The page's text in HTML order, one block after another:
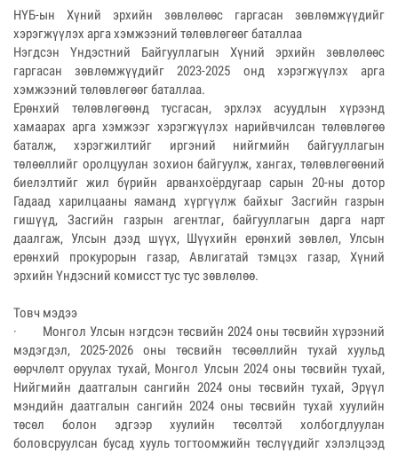
НҮБ-ын Хүний эрхийн зөвлөлөөс гаргасан зөвлөмжүүдийг
хэрэгжүүлэх арга хэмжээний төлөвлөгөөг баталлаа
Нэгдсэн Үндэстний Байгууллагын Хүний эрхийн зөвлөлөөс
гаргасан зөвлөмжүүдийг 2023-2025 онд хэрэгжүүлэх арга
хэмжээний төлөвлөгөөг баталлаа.
Ерөнхий төлөвлөгөөнд тусгасан, эрхлэх асуудлын хүрээнд
хамаарах арга хэмжээг хэрэгжүүлэх нарийвчилсан төлөвлөгөө
баталж, хэрэгжилтийг иргэний нийгмийн байгууллагын
төлөөллийг оролцуулан зохион байгуулж, хангах, төлөвлөгөөний
биелэлтийг жил бүрийн арванхоёрдугаар сарын 20-ны дотор
Гадаад харилцааны яаманд хүргүүлж байхыг Засгийн газрын
гишүүд, Засгийн газрын агентлаг, байгууллагын дарга нарт
даалгаж, Улсын дээд шүүх, Шүүхийн ерөнхий зөвлөл, Улсын
ерөнхий прокурорын газар, Авлигатай тэмцэх газар, Хүний
эрхийн Үндэсний комисст тус тус зөвлөлөө.
Товч мэдээ
· Монгол Улсын нэгдсэн төсвийн 2024 оны төсвийн хүрээний
мэдэгдэл, 2025-2026 оны төсвийн төсөөллийн тухай хуульд
өөрчлөлт оруулах тухай, Монгол Улсын 2024 оны төсвийн тухай,
Нийгмийн даатгалын сангийн 2024 оны төсвийн тухай, Эрүүл
мэндийн даатгалын сангийн 2024 оны төсвийн тухай хуулийн
төсөл болон эдгээр хуулийн төсөлтэй холбогдлуулан
боловсруулсан бусад хууль тогтоомжийн төслүүдийг хэлэлцээд